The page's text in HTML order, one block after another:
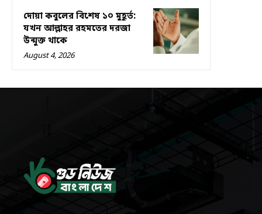
দোয়া কবুলের বিশেষ ১০ মুহূর্ত:
যখন আল্লাহর রহমতের দরজা
উন্মুক্ত থাকে
August 4, 2026